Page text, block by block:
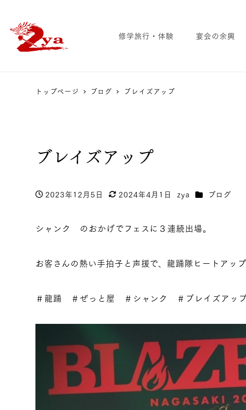
修学旅行・体験 宴会の余興
トップページ ブログ ブレイズアップ
ブレイズアップ
投稿日
2023年12月5日
更新日
2024年4月1日
著
zya カテゴリー
ブログ
シャンク のおかげでフェスに３連続出場。
お客さんの熱い手拍子と声援で、龍踊隊ヒートアップ
＃龍踊 ＃ぜっと屋 ＃シャンク ＃ブレイズアッ